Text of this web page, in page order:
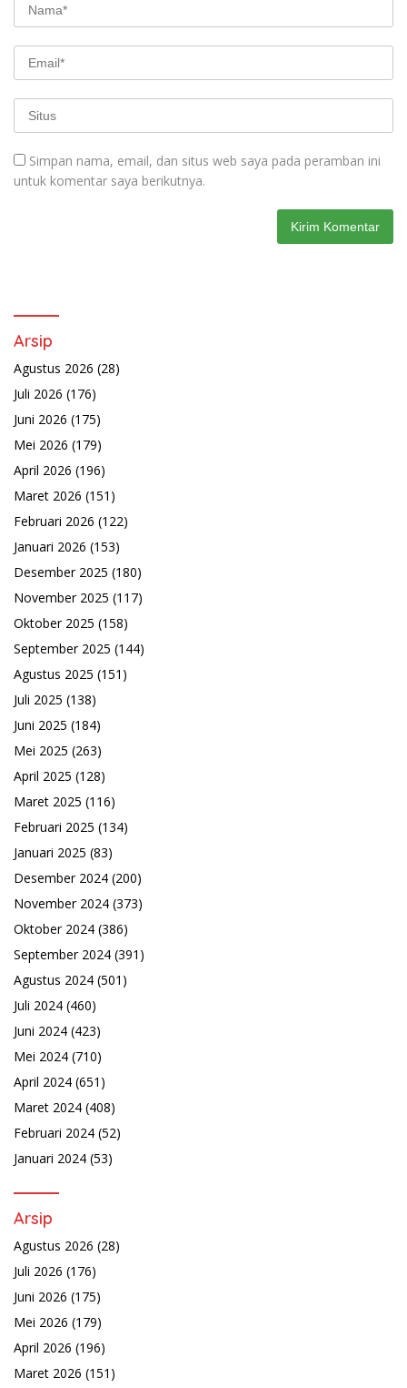
Simpan nama, email, dan situs web saya pada peramban ini
untuk komentar saya berikutnya.
Arsip
Agustus 2026 (28)
Juli 2026 (176)
Juni 2026 (175)
Mei 2026 (179)
April 2026 (196)
Maret 2026 (151)
Februari 2026 (122)
Januari 2026 (153)
Desember 2025 (180)
November 2025 (117)
Oktober 2025 (158)
September 2025 (144)
Agustus 2025 (151)
Juli 2025 (138)
Juni 2025 (184)
Mei 2025 (263)
April 2025 (128)
Maret 2025 (116)
Februari 2025 (134)
Januari 2025 (83)
Desember 2024 (200)
November 2024 (373)
Oktober 2024 (386)
September 2024 (391)
Agustus 2024 (501)
Juli 2024 (460)
Juni 2024 (423)
Mei 2024 (710)
April 2024 (651)
Maret 2024 (408)
Februari 2024 (52)
Januari 2024 (53)
Arsip
Agustus 2026 (28)
Juli 2026 (176)
Juni 2026 (175)
Mei 2026 (179)
April 2026 (196)
Maret 2026 (151)